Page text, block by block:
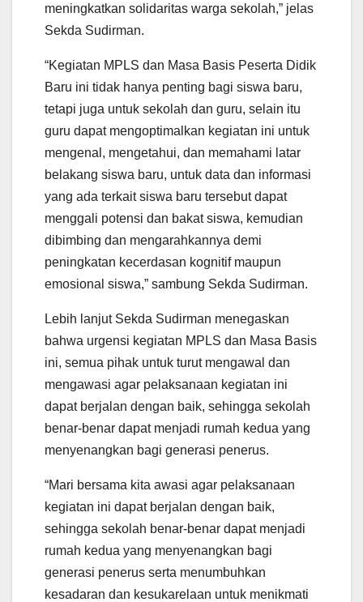
meningkatkan solidaritas warga sekolah,” jelas
Sekda Sudirman.
“Kegiatan MPLS dan Masa Basis Peserta Didik
Baru ini tidak hanya penting bagi siswa baru,
tetapi juga untuk sekolah dan guru, selain itu
guru dapat mengoptimalkan kegiatan ini untuk
mengenal, mengetahui, dan memahami latar
belakang siswa baru, untuk data dan informasi
yang ada terkait siswa baru tersebut dapat
menggali potensi dan bakat siswa, kemudian
dibimbing dan mengarahkannya demi
peningkatan kecerdasan kognitif maupun
emosional siswa,” sambung Sekda Sudirman.
Lebih lanjut Sekda Sudirman menegaskan
bahwa urgensi kegiatan MPLS dan Masa Basis
ini, semua pihak untuk turut mengawal dan
mengawasi agar pelaksanaan kegiatan ini
dapat berjalan dengan baik, sehingga sekolah
benar-benar dapat menjadi rumah kedua yang
menyenangkan bagi generasi penerus.
“Mari bersama kita awasi agar pelaksanaan
kegiatan ini dapat berjalan dengan baik,
sehingga sekolah benar-benar dapat menjadi
rumah kedua yang menyenangkan bagi
generasi penerus serta menumbuhkan
kesadaran dan kesukarelaan untuk menikmati